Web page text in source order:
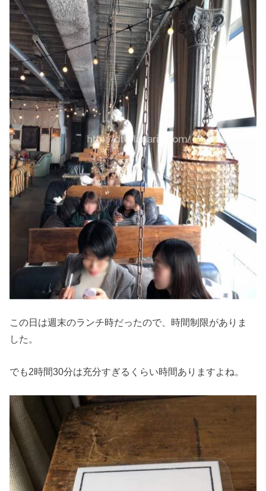
この日は週末のランチ時だったので、時間制限がありま
した。
でも2時間30分は充分すぎるくらい時間ありますよね。